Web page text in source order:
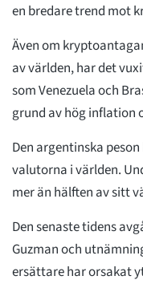
en bredare trend mot
Även om
av världen, har det
som Venezuela och
grund av hög inflation
Den argentinska
valutorna i världen.
mer än hälften av sitt
Den senaste tidens
Guzman och
ersättare har orsakat